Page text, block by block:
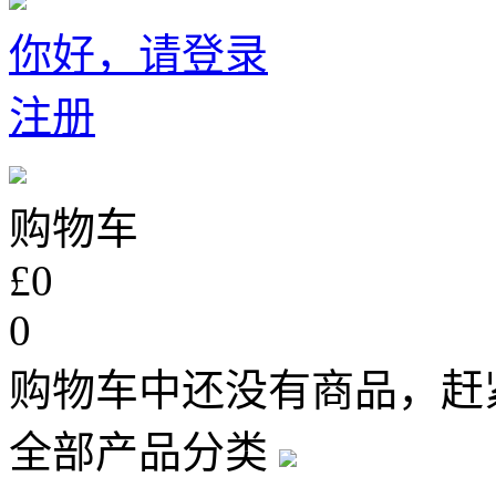
你好，请登录
注册
购物车
£0
0
购物车中还没有商品，
全部产品分类